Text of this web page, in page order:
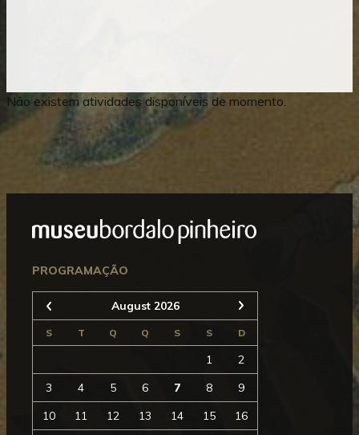
Não existem atividades disponíveis de momento.
PROGRAMAÇÃO
Anterior August 2026 Seguinte
S T Q Q S S D
1
2
3
4 5 6 7 8
9
10
11 12 13 14 15
16